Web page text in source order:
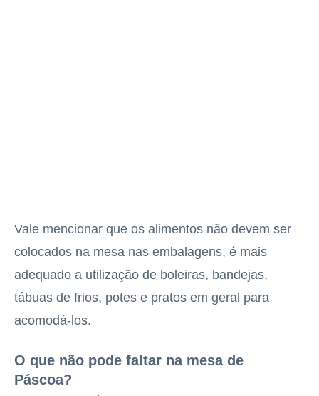
Vale mencionar que os alimentos não devem ser
colocados na mesa nas embalagens, é mais
adequado a utilização de boleiras, bandejas,
tábuas de frios, potes e pratos em geral para
acomodá-los.
O que não pode faltar na mesa de
Páscoa?